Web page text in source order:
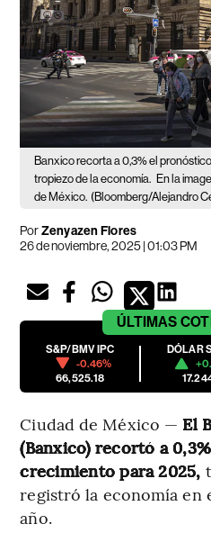
Banxico recorta a 0,3% el
tropiezo de la economía. En la
de México. (Bloomberg/Alejandro
PorZenyazen Flores
26 de noviembre, 2025 | 01:03 PM
ÚLTIMAS
S&P/BMV IPC
-0.46%
66,525.18
DÓLAR
Ciudad de México — El
(Banxico) recortó a
crecimiento para 2025,
registró la economía
año.